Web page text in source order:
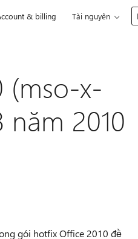
& billing Tài nguyên
(mso-x-
2010
gói hotfix Office 2010 đề